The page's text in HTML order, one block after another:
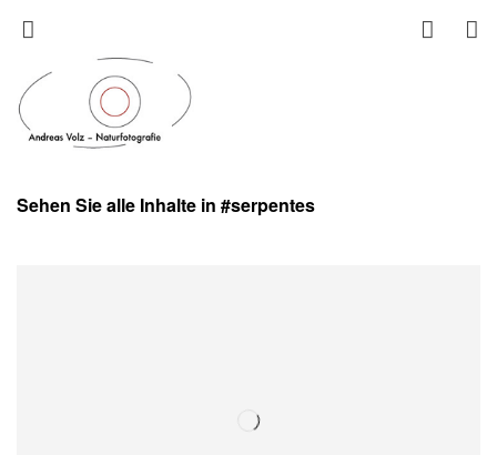
Sehen Sie alle Inhalte in #serpentes